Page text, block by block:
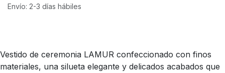
Envío: 2-3 días hábiles
Vestido de ceremonia LAMUR confeccionado con finos
materiales, una silueta elegante y delicados acabados que